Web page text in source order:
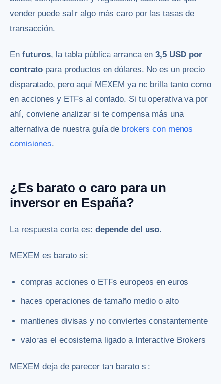
vender puede salir algo más caro por las tasas de
transacción.
En futuros, la tabla pública arranca en 3,5 USD por
contrato para productos en dólares. No es un precio
disparatado, pero aquí MEXEM ya no brilla tanto como
en acciones y ETFs al contado. Si tu operativa va por
ahí, conviene analizar si te compensa más una
alternativa de nuestra guía de brokers con menos
comisiones.
¿Es barato o caro para un
inversor en España?
La respuesta corta es: depende del uso.
MEXEM es barato si:
compras acciones o ETFs europeos en euros
haces operaciones de tamaño medio o alto
mantienes divisas y no conviertes constantemente
valoras el ecosistema ligado a Interactive Brokers
MEXEM deja de parecer tan barato si: